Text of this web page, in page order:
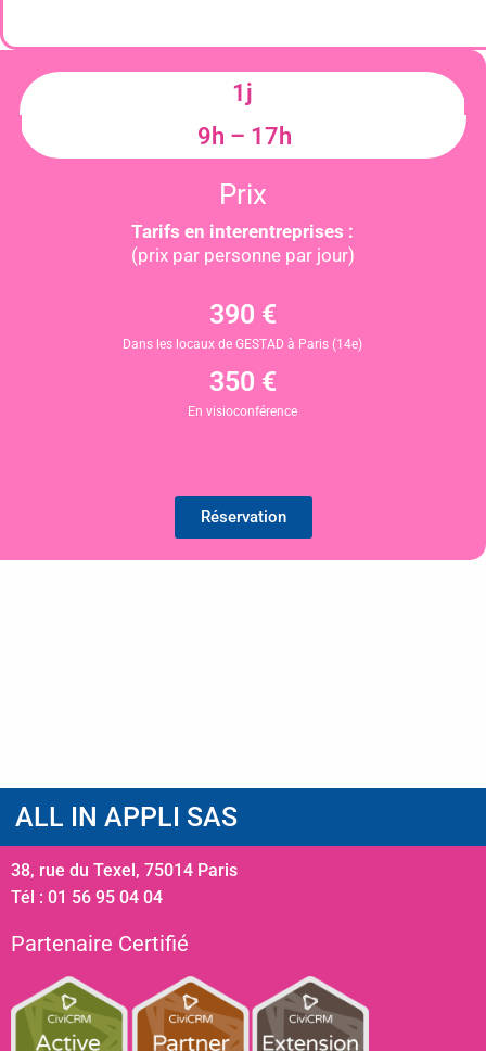
1j
9h – 17h
Prix
Tarifs en interentreprises :
(prix par personne par jour)
390 €
Dans les locaux de GESTAD à Paris (14e)
350 €
En visioconférence
Réservation
ALL IN APPLI SAS
38, rue du Texel, 75014 Paris
Tél : 01 56 95 04 04
Partenaire Certifié